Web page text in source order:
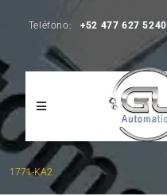
Teléfono: +52 477 627 5240
1771-KA2